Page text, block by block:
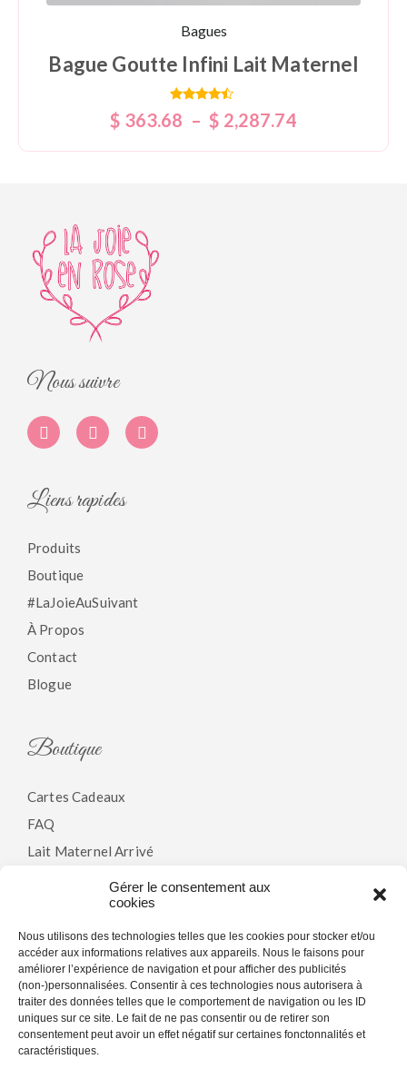
Gérer le consentement aux
cookies
Nous utilisons des technologies telles que les cookies pour stocker et/ou
accéder aux informations relatives aux appareils. Nous le faisons pour
améliorer l’expérience de navigation et pour afficher des publicités
(non-)personnalisées. Consentir à ces technologies nous autorisera à
traiter des données telles que le comportement de navigation ou les ID
uniques sur ce site. Le fait de ne pas consentir ou de retirer son
consentement peut avoir un effet négatif sur certaines fonctonnalités et
caractéristiques.
Bagues
Bague Goutte Infini Lait Maternel
4.25
$ 363.68 – $ 2,287.74
Nous suivre
Liens rapides
Produits
Boutique
#LaJoieAuSuivant
À Propos
Contact
Blogue
Boutique
Cartes Cadeaux
FAQ
Lait Maternel Arrivé
Modalités & Conditions
Politique De Confidentialité
Politique De Cookies (CA)